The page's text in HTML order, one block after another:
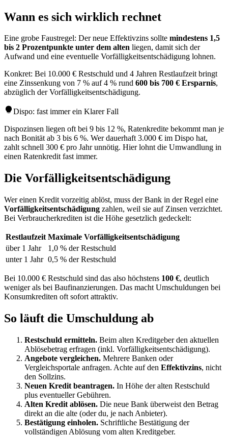
Wann es sich wirklich rechnet
Eine grobe Faustregel: Der neue Effektivzins sollte mindestens 1,5
bis 2 Prozentpunkte unter dem alten liegen, damit sich der
Aufwand und eine eventuelle Vorfälligkeitsentschädigung lohnen.
Konkret: Bei 10.000 € Restschuld und 4 Jahren Restlaufzeit bringt
eine Zinssenkung von 7 % auf 4 % rund 600 bis 700 € Ersparnis,
abzüglich der Vorfälligkeitsentschädigung.
Dispo: fast immer ein Klarer Fall
Dispozinsen liegen oft bei 9 bis 12 %, Ratenkredite bekommt man je
nach Bonität ab 3 bis 6 %. Wer dauerhaft 3.000 € im Dispo hat,
zahlt schnell 300 € pro Jahr unnötig. Hier lohnt die Umwandlung in
einen Ratenkredit fast immer.
Die Vorfälligkeitsentschädigung
Wer einen Kredit vorzeitig ablöst, muss der Bank in der Regel eine
Vorfälligkeitsentschädigung zahlen, weil sie auf Zinsen verzichtet.
Bei Verbraucherkrediten ist die Höhe gesetzlich gedeckelt:
Restlaufzeit Maximale Vorfälligkeitsentschädigung
über 1 Jahr
1,0 % der Restschuld
unter 1 Jahr 0,5 % der Restschuld
Bei 10.000 € Restschuld sind das also höchstens 100 €, deutlich
weniger als bei Baufinanzierungen. Das macht Umschuldungen bei
Konsumkrediten oft sofort attraktiv.
So läuft die Umschuldung ab
Restschuld ermitteln. Beim alten Kreditgeber den aktuellen
Ablösebetrag erfragen (inkl. Vorfälligkeitsentschädigung).
Angebote vergleichen. Mehrere Banken oder
Vergleichsportale anfragen. Achte auf den Effektivzins, nicht
den Sollzins.
Neuen Kredit beantragen. In Höhe der alten Restschuld
plus eventueller Gebühren.
Alten Kredit ablösen. Die neue Bank überweist den Betrag
direkt an die alte (oder du, je nach Anbieter).
Bestätigung einholen. Schriftliche Bestätigung der
vollständigen Ablösung vom alten Kreditgeber.